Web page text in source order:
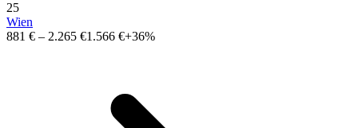
25
Wien
881 € – 2.265 €1.566 €+36%